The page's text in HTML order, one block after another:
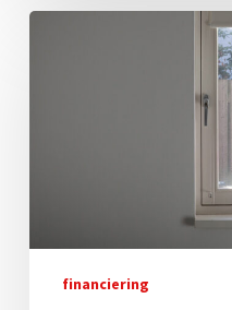
Welke
financiering